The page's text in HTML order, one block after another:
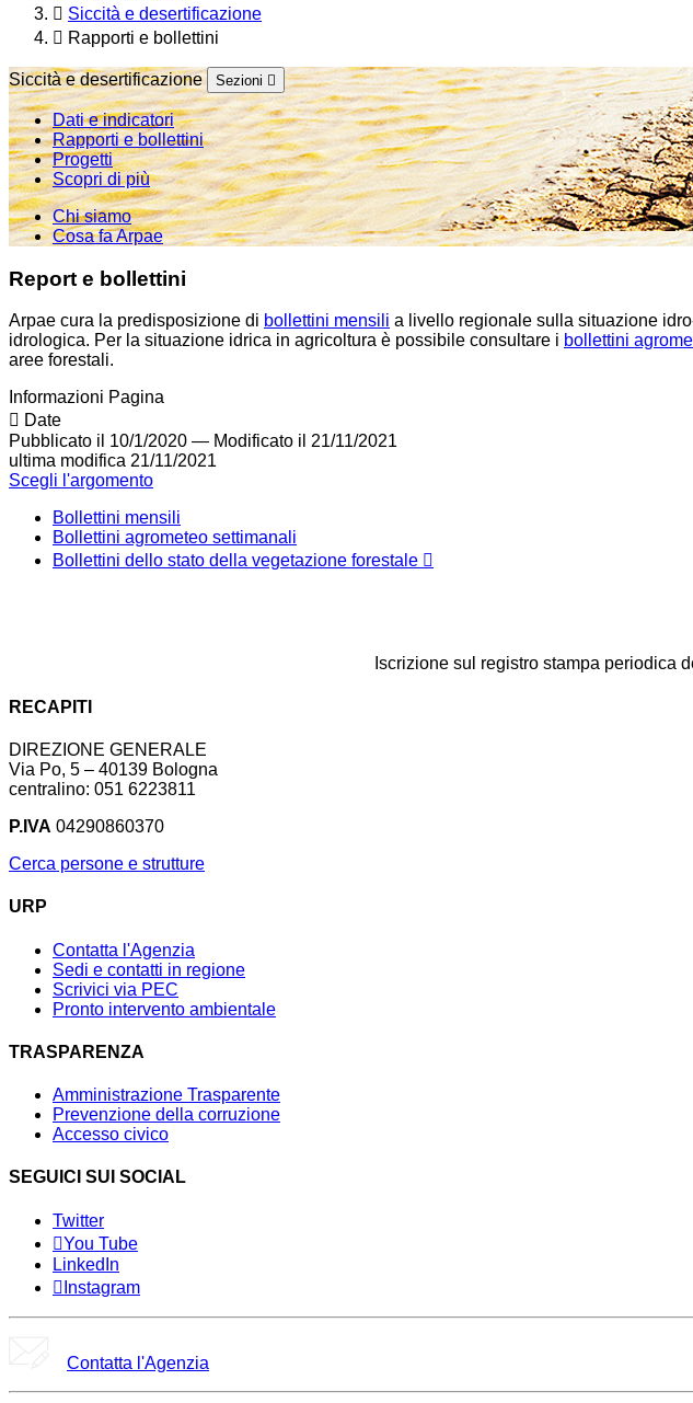
Siccità e desertificazione
Rapporti e bollettini
Siccità e desertificazione Sezioni
Dati e indicatori
Rapporti e bollettini
Progetti
Scopri di più
Chi siamo
Cosa fa Arpae
Report e bollettini
Arpae cura la predisposizione di bollettini mensili a livello regionale sulla situazione
idrologica. Per la situazione idrica in agricoltura è possibile consultare i bollettini
aree forestali.
Informazioni Pagina
Date
Pubblicato il 10/1/2020 — Modificato il 21/11/2021
ultima modifica 21/11/2021
Scegli l'argomento
Bollettini mensili
Bollettini agrometeo settimanali
Bollettini dello stato della vegetazione forestale
Iscrizione sul registro stampa periodica
RECAPITI
DIREZIONE GENERALE
Via Po, 5 – 40139 Bologna
centralino: 051 6223811
P.IVA 04290860370
Cerca persone e strutture
URP
Contatta l'Agenzia
Sedi e contatti in regione
Scrivici via PEC
Pronto intervento ambientale
TRASPARENZA
Amministrazione Trasparente
Prevenzione della corruzione
Accesso civico
SEGUICI SUI SOCIAL
Twitter
You Tube
LinkedIn
Instagram
Contatta l'Agenzia